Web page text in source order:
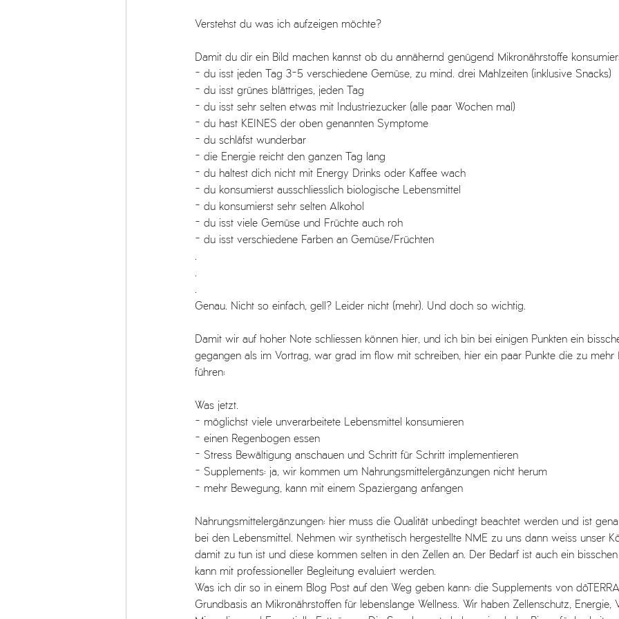
Verstehst du was ich aufzeigen möchte?
Damit du dir ein Bild machen kannst ob du annähernd genügend Mikronährstoffe
- du isst jeden Tag 3-5 verschiedene Gemüse, zu mind. drei Mahlzeiten (inklusive Snacks)
- du isst grünes blättriges, jeden Tag
- du isst sehr selten etwas mit Industriezucker (alle paar Wochen mal)
- du hast KEINES der oben genannten Symptome
- du schläfst wunderbar
- die Energie reicht den ganzen Tag lang
- du haltest dich nicht mit Energy Drinks oder Kaffee wach
- du konsumierst ausschliesslich biologische Lebensmittel
- du konsumierst sehr selten Alkohol
- du isst viele Gemüse und Früchte auch roh
- du isst verschiedene Farben an Gemüse/Früchten
Genau. Nicht so einfach, gell? Leider nicht (mehr). Und doch so wichtig.
Damit wir auf hoher Note schliessen können hier, und ich bin bei einigen Punkten ein
gegangen als im Vortrag, war grad im flow mit schreiben, hier ein paar Punkte die zu
führen:
Was jetzt.
- möglichst viele unverarbeitete Lebensmittel konsumieren
- einen Regenbogen essen
- Stress Bewältigung anschauen und Schritt für Schritt implementieren
- Supplements: ja, wir kommen um Nahrungsmittelergänzungen nicht herum
- mehr Bewegung, kann mit einem Spaziergang anfangen
Nahrungsmittelergänzungen: hier muss die Qualität unbedingt beachtet werden und ist
bei den Lebensmittel. Nehmen wir synthetisch hergestellte NME zu uns dann weiss unser
damit zu tun ist und diese kommen selten in den Zellen an. Der Bedarf ist auch ein
kann mit professioneller Begleitung evaluiert werden.
Was ich dir so in einem Blog Post auf den Weg geben kann: die Supplements von
Grundbasis an Mikronährstoffen für lebenslange Wellness. Wir haben Zellenschutz, Energie,